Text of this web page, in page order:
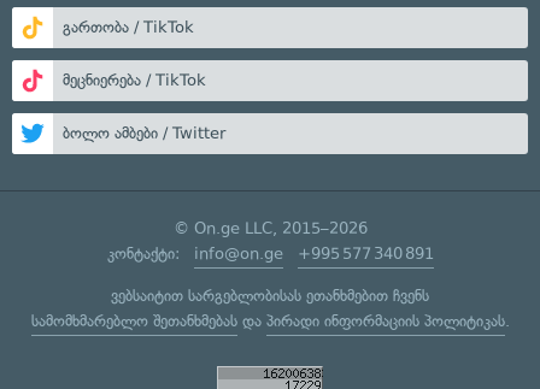
გართობა / TikTok
მეცნიერება / TikTok
ბოლო ამბები / Twitter
© On.ge LLC, 2015–2026
კონტაქტი: info@on.ge +995 577 340 891
ვებსაიტით სარგებლობისას ეთანხმებით ჩვენს
სამომხმარებლო შეთანხმებასდა პირადი ინფორმაციის პოლიტიკას.